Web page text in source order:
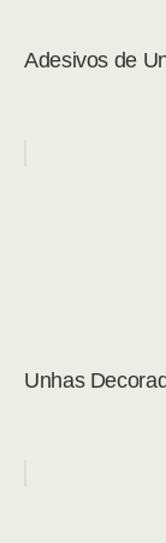
Adesivos de
Unhas